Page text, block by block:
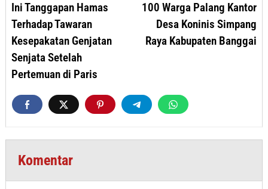
Ini Tanggapan Hamas
Terhadap Tawaran
Kesepakatan Genjatan
Senjata Setelah
Pertemuan di Paris
100 Warga Palang Kantor
Desa Koninis Simpang
Raya Kabupaten Banggai
Komentar